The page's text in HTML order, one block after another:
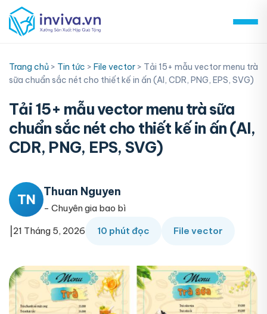
Skip
to
content
Trang chủ > Tin tức > File vector > Tải 15+ mẫu vector menu trà
sữa chuẩn sắc nét cho thiết kế in ấn (AI, CDR, PNG, EPS, SVG)
Tải 15+ mẫu vector menu trà sữa
chuẩn sắc nét cho thiết kế in ấn (AI,
CDR, PNG, EPS, SVG)
TN Thuan Nguyen
- Chuyên gia bao bì
21 Tháng 5, 2026 10 phút đọc File vector